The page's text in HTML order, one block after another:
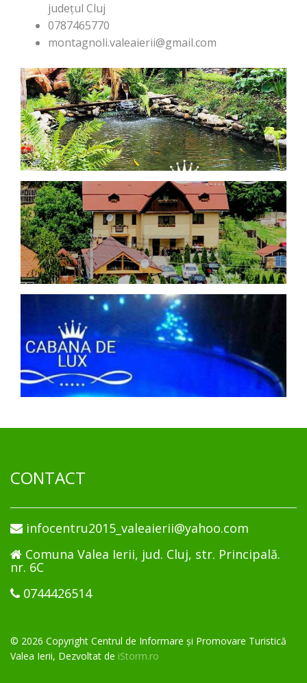
județul Cluj
0787465770
montagnoli.valeaierii@gmail.com
CONTACT
infocentru2015_valeaierii@yahoo.com
Comuna Valea Ierii, jud. Cluj, str. Principală.
nr. 6C
0744426514
© 2026 Copyright Centrul de Informare și Promovare Turistică
Valea Ierii, Dezvoltat de iStorm.ro